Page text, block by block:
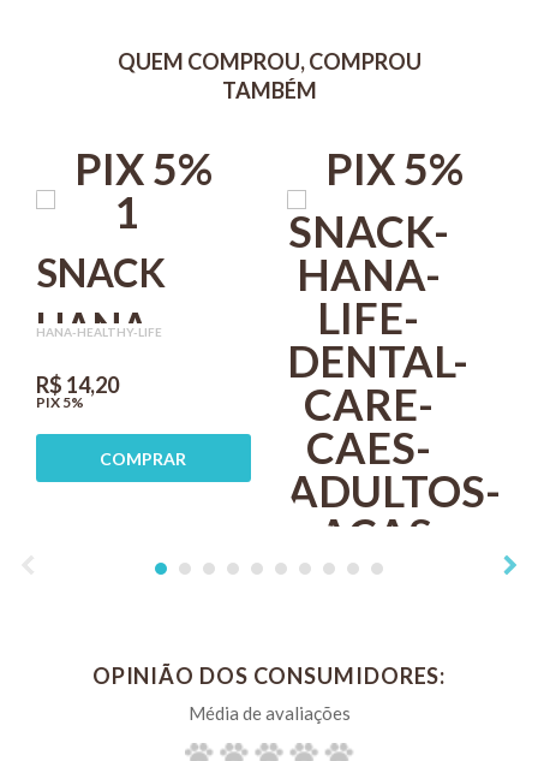
QUEM COMPROU, COMPROU
TAMBÉM
PIX 5%
SNACK
HANA
HEALTHY
LIFE PILL
GUARD
25G PARA
HANA-HEALTHY-LIFE
R$ 14,20
PIX 5%
COMPRAR
PIX 5%
SNACK
OPINIÃO DOS CONSUMIDORES: